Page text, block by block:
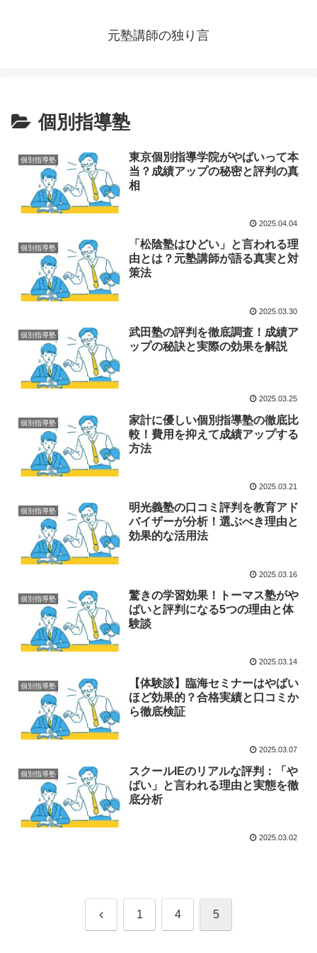
元塾講師の独り言
個別指導塾
個別指導塾
東京個別指導学院がやばいって本
当？成績アップの秘密と評判の真
相
2025.04.04
個別指導塾
「松陰塾はひどい」と言われる理
由とは？元塾講師が語る真実と対
策法
2025.03.30
個別指導塾
武田塾の評判を徹底調査！成績ア
ップの秘訣と実際の効果を解説
2025.03.25
個別指導塾
家計に優しい個別指導塾の徹底比
較！費用を抑えて成績アップする
方法
2025.03.21
個別指導塾
明光義塾の口コミ評判を教育アド
バイザーが分析！選ぶべき理由と
効果的な活用法
2025.03.16
個別指導塾
驚きの学習効果！トーマス塾がや
ばいと評判になる5つの理由と体
験談
2025.03.14
個別指導塾
【体験談】臨海セミナーはやばい
ほど効果的？合格実績と口コミか
ら徹底検証
2025.03.07
個別指導塾
スクールIEのリアルな評判：「や
ばい」と言われる理由と実態を徹
底分析
2025.03.02
前 1 4 5